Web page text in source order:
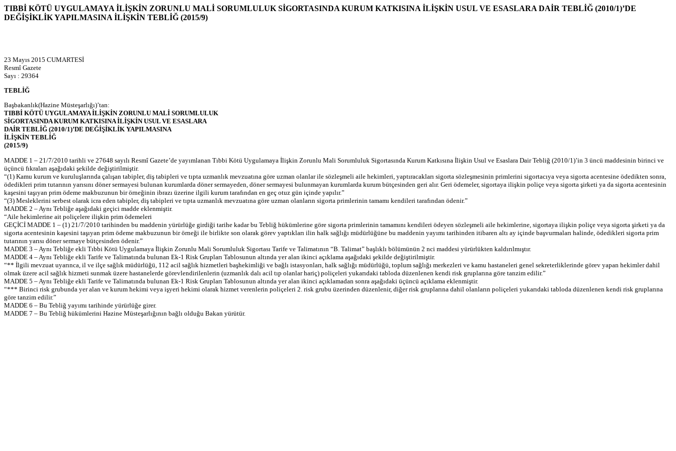
TIBBİ KÖTÜ UYGULAMAYA İLİŞKİN ZORUNLU MALİ SORUMLULUK SİGORTASINDA KURUM KATKISINA İLİŞKİN USUL VE ESASLARA DAİR TEBLİĞ (2010/1)’DE
DEĞİŞİKLİK YAPILMASINA İLİŞKİN TEBLİĞ (2015/9)
23 Mayıs 2015 CUMARTESİ
Resmî Gazete
Sayı : 29364
TEBLİĞ
Başbakanlık(Hazine Müsteşarlığı)’tan:
TIBBİ KÖTÜ UYGULAMAYA İLİŞKİN ZORUNLU MALİ SORUMLULUK
SİGORTASINDA KURUM KATKISINA İLİŞKİN USUL VE ESASLARA
DAİR TEBLİĞ (2010/1)’DE DEĞİŞİKLİK YAPILMASINA
İLİŞKİN TEBLİĞ
(2015/9)
MADDE 1 – 21/7/2010 tarihli ve 27648 sayılı Resmî Gazete’de yayımlanan Tıbbi Kötü Uygulamaya İlişkin Zorunlu Mali Sorumluluk Sigortasında Kurum Katkısına İlişkin Usul ve Esaslara Dair Tebliğ (2010/1)’in 3 üncü maddesinin birinci ve
üçüncü fıkraları aşağıdaki şekilde değiştirilmiştir.
“(1) Kamu kurum ve kuruluşlarında çalışan tabipler, diş tabipleri ve tıpta uzmanlık mevzuatına göre uzman olanlar ile sözleşmeli aile hekimleri, yaptıracakları sigorta sözleşmesinin primlerini sigortacıya veya sigorta acentesine ödedikten sonra,
ödedikleri prim tutarının yarısını döner sermayesi bulunan kurumlarda döner sermayeden, döner sermayesi bulunmayan kurumlarda kurum bütçesinden geri alır. Geri ödemeler, sigortaya ilişkin poliçe veya sigorta şirketi ya da sigorta acentesinin
kaşesini taşıyan prim ödeme makbuzunun bir örneğinin ibrazı üzerine ilgili kurum tarafından en geç otuz gün içinde yapılır.”
“(3) Mesleklerini serbest olarak icra eden tabipler, diş tabipleri ve tıpta uzmanlık mevzuatına göre uzman olanların sigorta primlerinin tamamı kendileri tarafından ödenir.”
MADDE 2 – Aynı Tebliğe aşağıdaki geçici madde eklenmiştir.
“Aile hekimlerine ait poliçelere ilişkin prim ödemeleri
GEÇİCİ MADDE 1 – (1) 21/7/2010 tarihinden bu maddenin yürürlüğe girdiği tarihe kadar bu Tebliğ hükümlerine göre sigorta primlerinin tamamını kendileri ödeyen sözleşmeli aile hekimlerine, sigortaya ilişkin poliçe veya sigorta şirketi ya da
sigorta acentesinin kaşesini taşıyan prim ödeme makbuzunun bir örneği ile birlikte son olarak görev yaptıkları ilin halk sağlığı müdürlüğüne bu maddenin yayımı tarihinden itibaren altı ay içinde başvurmaları halinde, ödedikleri sigorta prim
tutarının yarısı döner sermaye bütçesinden ödenir.”
MADDE 3 – Aynı Tebliğe ekli Tıbbi Kötü Uygulamaya İlişkin Zorunlu Mali Sorumluluk Sigortası Tarife ve Talimatının “B. Talimat” başlıklı bölümünün 2 nci maddesi yürürlükten kaldırılmıştır.
MADDE 4 – Aynı Tebliğe ekli Tarife ve Talimatında bulunan Ek-1 Risk Grupları Tablosunun altında yer alan ikinci açıklama aşağıdaki şekilde değiştirilmiştir.
“** İlgili mevzuat uyarınca, il ve ilçe sağlık müdürlüğü, 112 acil sağlık hizmetleri başhekimliği ve bağlı istasyonları, halk sağlığı müdürlüğü, toplum sağlığı merkezleri ve kamu hastaneleri genel sekreterliklerinde görev yapan hekimler dahil
olmak üzere acil sağlık hizmeti sunmak üzere hastanelerde görevlendirilenlerin (uzmanlık dalı acil tıp olanlar hariç) poliçeleri yukarıdaki tabloda düzenlenen kendi risk gruplarına göre tanzim edilir.”
MADDE 5 – Aynı Tebliğe ekli Tarife ve Talimatında bulunan Ek-1 Risk Grupları Tablosunun altında yer alan ikinci açıklamadan sonra aşağıdaki üçüncü açıklama eklenmiştir.
“*** Birinci risk grubunda yer alan ve kurum hekimi veya işyeri hekimi olarak hizmet verenlerin poliçeleri 2. risk grubu üzerinden düzenlenir, diğer risk gruplarına dahil olanların poliçeleri yukarıdaki tabloda düzenlenen kendi risk gruplarına
göre tanzim edilir.”
MADDE 6 – Bu Tebliğ yayımı tarihinde yürürlüğe girer.
MADDE 7 – Bu Tebliğ hükümlerini Hazine Müsteşarlığının bağlı olduğu Bakan yürütür.